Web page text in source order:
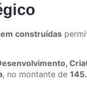
construídas
, no montante de